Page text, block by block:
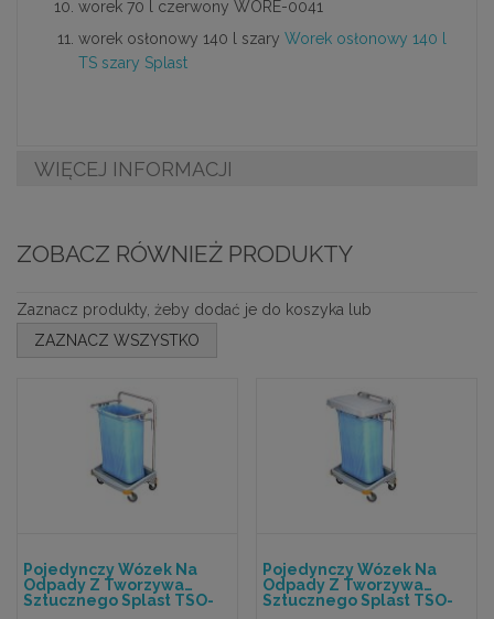
worek 70 l czerwony WORE-0041
worek osłonowy 140 l szary Worek osłonowy 140 l
TS szary Splast
WIĘCEJ INFORMACJI
ZOBACZ RÓWNIEŻ PRODUKTY
Zaznacz produkty, żeby dodać je do koszyka lub
ZAZNACZ WSZYSTKO
Pojedynczy Wózek Na
Odpady Z Tworzywa
Sztucznego Splast TSO-
Pojedynczy Wózek Na
Odpady Z Tworzywa
Sztucznego Splast TSO-